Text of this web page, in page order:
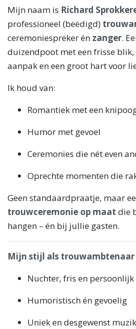
Mijn naam is Richard
professioneel (beëdigd)
ceremoniespreker én zanger.
duizendpoot met een frisse blik,
aanpak en een groot hart voor
Ik houd van:
Romantiek met een
Humor met gevoel
Ceremonies die nét even
Oprechte momenten die
Geen standaardpraatje, maar
trouwceremonie op maat die
hangen – én bij jullie gasten.
Mijn stijl als trouwambtenaar
Nuchter, fris en persoonlijk
Humoristisch én gevoelig
Uniek en desgewenst